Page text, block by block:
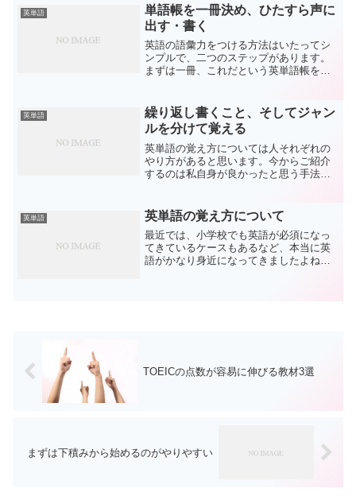
書いて覚える手法です。よ...
英単語
単語帳を一冊決め、ひたすら声に
出す・書く
英語の語彙力をつける方法はいたってシ
ンプルで、二つのステップがあります。
まずは一冊、これだという英単語帳を選
ますが、大体は2000語以上掲載のものが
多いですね。どれでも...
英単語
繰り返し書くこと、そしてジャン
ルを分けて覚える
英単語の覚え方については人それぞれの
やり方があると思います。今からご紹介
するのは私自身が良かったと思う手法で
りましょう。複数を持っていてもマスタ
ーすることはかなり厳...
英単語 英単語の覚え方について
最近では、小学校でも英語が必須になっ
てきているケースもあるなど、本当に英
語がかなり身近になってきましたよね？
TOEICの点数が容易に伸びる教材3選
まずは下積みから始めるのがやりやすい